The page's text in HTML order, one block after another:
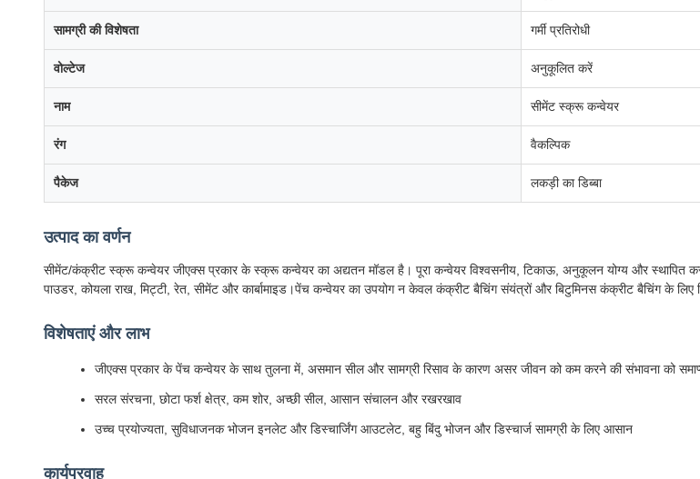
सामग्री की विशेषता गर्मी प्रतिरोधी
वोल्टेज अनुकूलित करें
नाम सीमेंट स्क्रू कन्वेयर
रंग वैकल्पिक
पैकेज लकड़ी का डिब्बा
उत्पाद का वर्णन
सीमेंट/कंक्रीट स्क्रू कन्वेयर जीएक्स प्रकार के स्क्रू कन्वेयर का अद्यतन मॉडल है। पूरा कन्वेयर विश्वसनीय, टिकाऊ, अनुकूलन योग्य और स्थापित
पाउडर, कोयला राख, मिट्टी, रेत, सीमेंट और कार्बामाइड।पेंच कन्वेयर का उपयोग न केवल कंक्रीट बैचिंग संयंत्रों और बिटुमिनस कंक्रीट बैचिंग के लिए
विशेषताएं और लाभ
जीएक्स प्रकार के पेंच कन्वेयर के साथ तुलना में, असमान सील और सामग्री रिसाव के कारण असर जीवन को कम करने की संभावना को
सरल संरचना, छोटा फर्श क्षेत्र, कम शोर, अच्छी सील, आसान संचालन और रखरखाव
उच्च प्रयोज्यता, सुविधाजनक भोजन इनलेट और डिस्चार्जिंग आउटलेट, बहु बिंदु भोजन और डिस्चार्ज सामग्री के लिए आसान
कार्यप्रवाह